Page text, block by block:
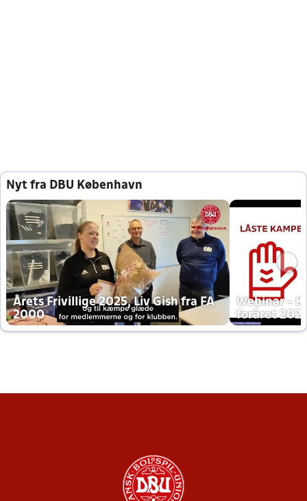
Nyt fra DBU København
Årets Frivillige 2025, Liv Gish fra FA
2000
Webinar -
foråret